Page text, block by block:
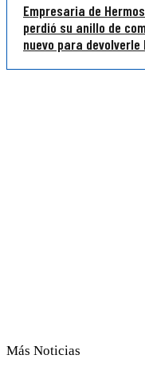
Empresaria de
perdió su anillo de
nuevo para
Más Noticias